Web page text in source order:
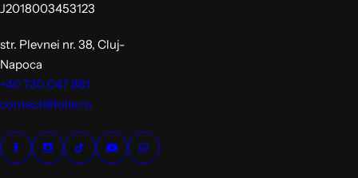
J2018003453123
str. Plevnei nr. 38, Cluj-
Napoca
+40 730 047 881
contact@folie.ro